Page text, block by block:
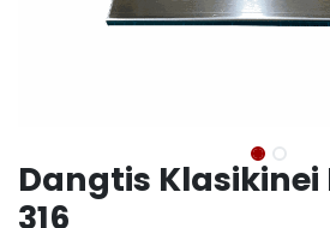
Dangtis Klasikinei
316